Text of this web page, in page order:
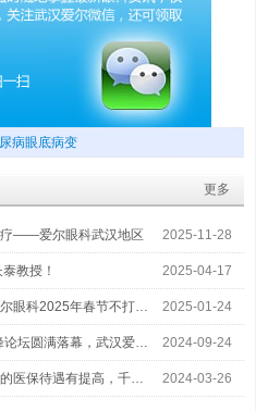
病眼底病变
更多
——爱尔眼科武汉地区 2025-11-28
教授！ 2025-04-17
眼科2025年春节不打… 2025-01-24
论坛圆满落幕，武汉爱… 2024-09-24
医保待遇有提高，千… 2024-03-26